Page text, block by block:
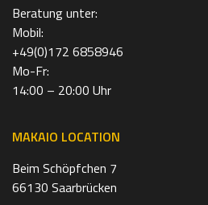
Beratung unter:
Mobil:
+49(0)172 6858946
Mo-Fr:
14:00 – 20:00 Uhr
MAKAIO LOCATION
Beim Schöpfchen 7
66130 Saarbrücken